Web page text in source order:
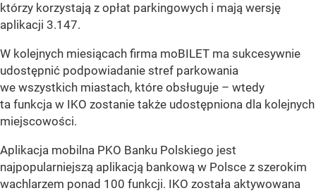
którzy korzystają z opłat parkingowych i mają wersję
aplikacji 3.147.
W kolejnych miesiącach firma moBILET ma sukcesywnie
udostępnić podpowiadanie stref parkowania
we wszystkich miastach, które obsługuje – wtedy
ta funkcja w IKO zostanie także udostępniona dla kolejnych
miejscowości.
Aplikacja mobilna PKO Banku Polskiego jest
najpopularniejszą aplikacją bankową w Polsce z szerokim
wachlarzem ponad 100 funkcji. IKO została aktywowana